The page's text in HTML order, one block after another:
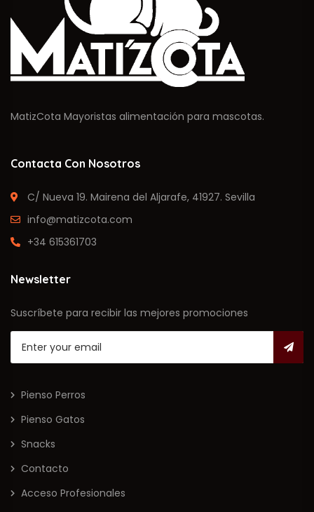
MatizCota Mayoristas alimentación para mascotas.
Contacta Con Nosotros
C/ Nueva 19. Mairena del Aljarafe, 41927. Sevilla
info@matizcota.com
+34 615361703
Newsletter
Suscríbete para recibir las mejores promociones
Pienso Perros
Pienso Gatos
Snacks
Contacto
Acceso Profesionales